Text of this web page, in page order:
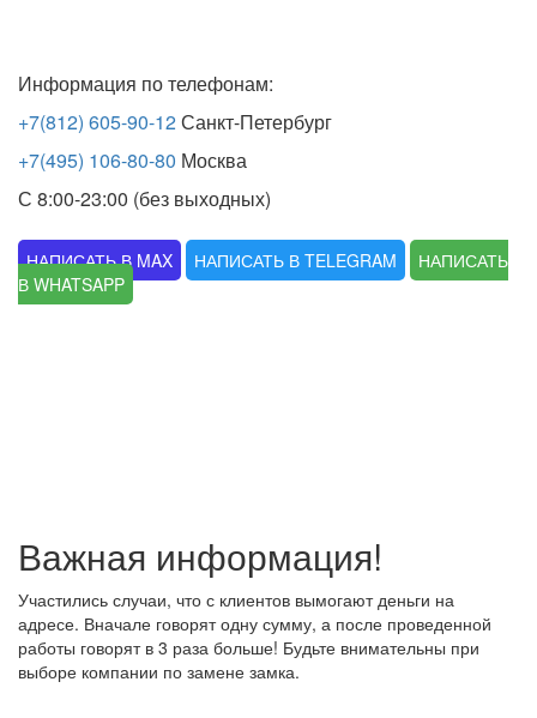
Информация по телефонам:
+7(812) 605-90-12Санкт-Петербург
+7(495) 106-80-80 Москва
С 8:00-23:00 (без выходных)
НАПИСАТЬ В MAX НАПИСАТЬ В TELEGRAM
НАПИСАТЬ
В WHATSAPP
Важная информация!
Участились случаи, что с клиентов вымогают деньги на
адресе. Вначале говорят одну сумму, а после проведенной
работы говорят в 3 раза больше! Будьте внимательны при
выборе компании по замене замка.